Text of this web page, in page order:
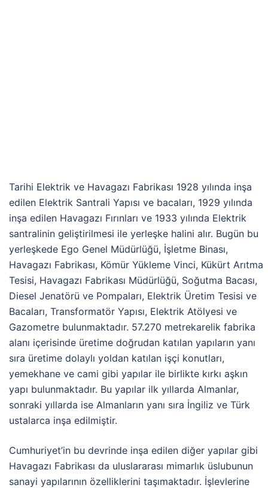
Tarihi Elektrik ve Havagazı Fabrikası 1928 yılında inşa
edilen Elektrik Santrali Yapısı ve bacaları, 1929 yılında
inşa edilen Havagazı Fırınları ve 1933 yılında Elektrik
santralinin geliştirilmesi ile yerleşke halini alır. Bugün bu
yerleşkede Ego Genel Müdürlüğü, İşletme Binası,
Havagazı Fabrikası, Kömür Yükleme Vinci, Kükürt Arıtma
Tesisi, Havagazı Fabrikası Müdürlüğü, Soğutma Bacası,
Diesel Jenatörü ve Pompaları, Elektrik Üretim Tesisi ve
Bacaları, Transformatör Yapısı, Elektrik Atölyesi ve
Gazometre bulunmaktadır. 57.270 metrekarelik fabrika
alanı içerisinde üretime doğrudan katılan yapıların yanı
sıra üretime dolaylı yoldan katılan işçi konutları,
yemekhane ve cami gibi yapılar ile birlikte kırkı aşkın
yapı bulunmaktadır. Bu yapılar ilk yıllarda Almanlar,
sonraki yıllarda ise Almanların yanı sıra İngiliz ve Türk
ustalarca inşa edilmiştir.
Cumhuriyet’in bu devrinde inşa edilen diğer yapılar gibi
Havagazı Fabrikası da uluslararası mimarlık üslubunun
sanayi yapılarının özelliklerini taşımaktadır. İşlevlerine